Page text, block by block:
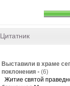
Цитатник
Выставили в храме
поклонения - (6)
Житие святой